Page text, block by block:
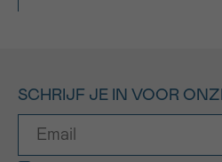
SCHRIJF JE IN VOOR